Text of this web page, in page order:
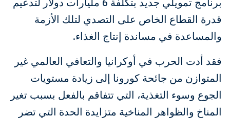
قدرة القطاع الخاص على التصدي لتلك الأزمة
والمساعدة في مساندة إنتاج الغذاء.
فقد أدت الحرب في أوكرانيا والتعافي العالمي غير
المتوازن من جائحة كورونا إلى زيادة مستويات
الجوع وسوء التغذية، التي تتفاقم بالفعل بسبب تغير
المناخ والظواهر المناخية متزايدة الحدة التي تضر